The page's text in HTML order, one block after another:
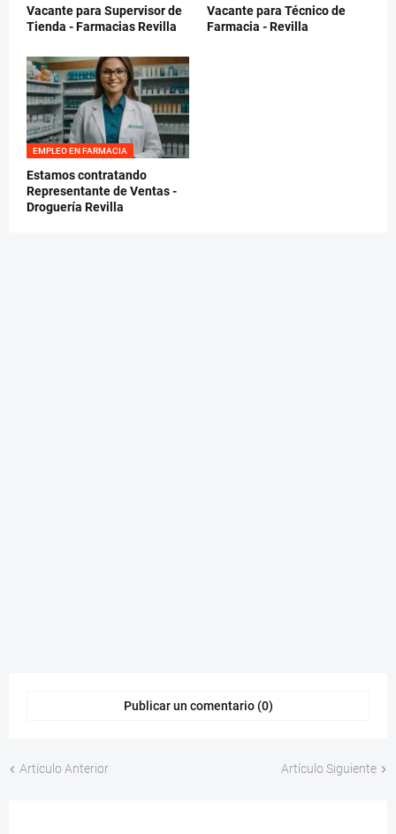
Vacante para Supervisor de
Tienda - Farmacias Revilla
Vacante para Técnico de
Farmacia - Revilla
EMPLEO EN FARMACIA
Estamos contratando
Representante de Ventas -
Droguería Revilla
Publicar un comentario (0)
Artículo Anterior Artículo Siguiente